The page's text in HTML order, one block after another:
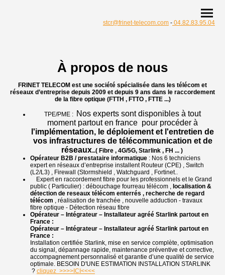
stcr@frinet-telecom.com - 04.82.83.95.04
À propos de nous
FRINET TELECOM est une société spécialisée dans les télécom et
réseaux d’entreprise depuis 2009 et depuis 9 ans dans le raccordement
de la fibre optique (FTTH , FTTO , FTTE ...)
TPE/PME : Nos experts sont disponibles à tout
moment partout en france pour procéder à
l'implémentation, le déploiement et l'entretien de
vos infrastructures de télécommunication et de
réseaux..( Fibre , 4G/5G, Starlink , FH ... )
Opérateur B2B / prestataire informatique : Nos 6 techniciens
expert en réseaux d’entreprise installent Routeur (CPE) , Switch
(L2/L3) , Firewall (Stormshield , Watchguard , Fortinet..
Expert en raccordement fibre pour les professionnels et le Grand
public ( Particulier) : débouchage fourreau télécom , localisation &
détection de reseaux télécom enterrés , recherche de regard
télécom , réalisation de tranchée , nouvelle adduction - travaux
fibre optique - Détection réseau fibre
Opérateur – Intégrateur – Installateur agréé Starlink partout en
France :
Opérateur – Intégrateur – Installateur agréé Starlink partout en
France :
Installation certifiée Starlink, mise en service complète, optimisation
du signal, dépannage rapide, maintenance préventive et corrective,
accompagnement personnalisé et garantie d’une qualité de service
optimale. BESOIN D'UNE ESTIMATION INSTALLATION STARLINK
? cliquez >>>>ICI<<<<